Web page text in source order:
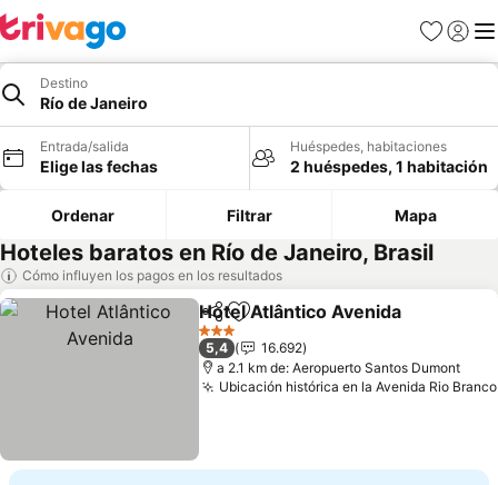
Favoritos
Iniciar
Destino
Río de Janeiro
Entrada/salida
Elige las fechas
Huéspedes, habitaciones
2 huéspedes, 1 habitación
Ordenar Filtrar Mapa
Hoteles baratos en Río de Janeiro, Brasil
Cómo influyen los pagos en los resultados
CompartirAñadir a favoritos
Hotel Atlântico Avenida
3 Estrellas
5,4
16.692
a 2.1 km de: Aeropuerto Santos Dumont
Ubicación histórica en la Avenida Rio Branco